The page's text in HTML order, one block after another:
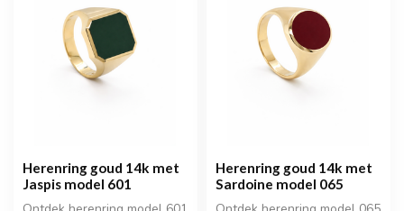
Herenring goud 14k met
Jaspis model 601
Herenring goud 14k met
Sardoine model 065